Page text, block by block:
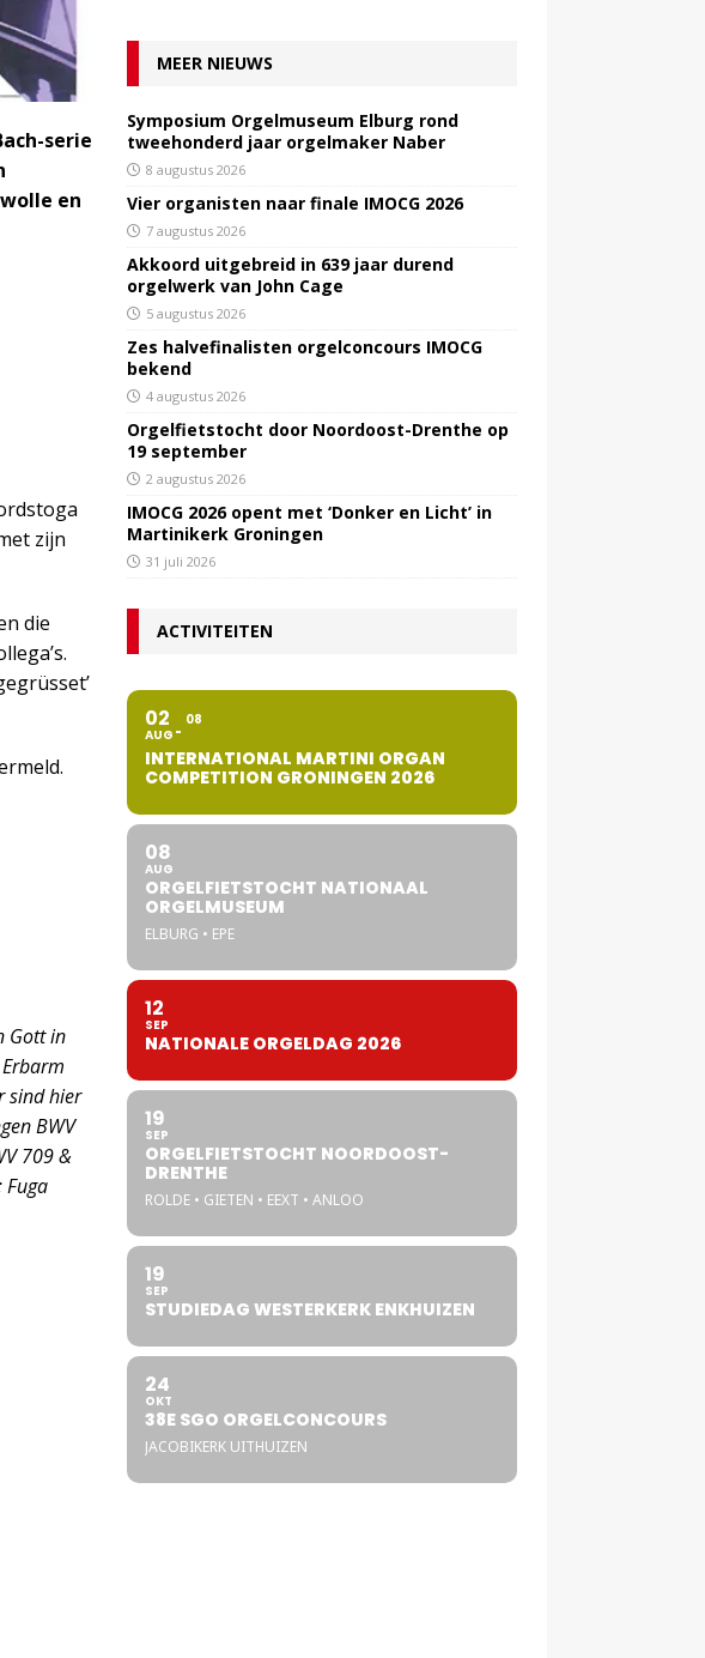
serie
en
zijn
die
Gott in
sind hier
BWV
709 &
Fuga
MEER NIEUWS
Symposium Orgelmuseum Elburg rond
tweehonderd jaar orgelmaker Naber
8 augustus 2026
Vier organisten naar finale IMOCG 2026
7 augustus 2026
Akkoord uitgebreid in 639 jaar durend
orgelwerk van John Cage
5 augustus 2026
Zes halvefinalisten orgelconcours IMOCG
bekend
4 augustus 2026
Orgelfietstocht door Noordoost-Drenthe op
19 september
2 augustus 2026
IMOCG 2026 opent met ‘Donker en Licht’ in
Martinikerk Groningen
31 juli 2026
ACTIVITEITEN
02
AUG
08
INTERNATIONAL MARTINI ORGAN
COMPETITION GRONINGEN 2026
08
AUG
ORGELFIETSTOCHT NATIONAAL
ORGELMUSEUM
ELBURG • EPE
12
SEP
NATIONALE ORGELDAG 2026
19
SEP
ORGELFIETSTOCHT NOORDOOST-
DRENTHE
ROLDE • GIETEN • EEXT • ANLOO
19
SEP
STUDIEDAG WESTERKERK ENKHUIZEN
24
OKT
38E SGO ORGELCONCOURS
JACOBIKERK UITHUIZEN